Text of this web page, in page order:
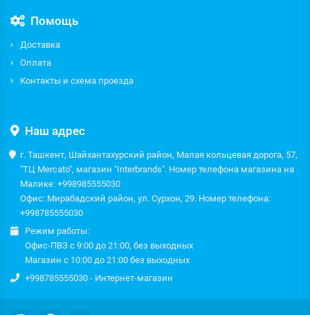
Помощь
Доставка
Оплата
Контакты и схема проезда
Наш адрес
г. Ташкент, Шайхантахурский район, Малая кольцевая дорога, 57,
"ТЦ Mercato", магазин "Interbrands". Номер телефона магазина на
Малике: +998985555030
Офис: Мирабадский район, ул. Сурхон, 29. Номер телефона:
+998785555030
Режим работы:
Офис-ПВЗ с 9:00 до 21:00, без выходных
Магазин с 10:00 до 21:00 без выходных
+998785555030 - Интернет-магазин